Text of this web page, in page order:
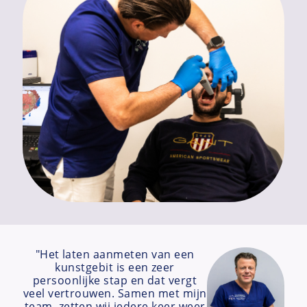
"Het laten aanmeten van een
kunstgebit is een zeer
persoonlijke stap en dat vergt
veel vertrouwen. Samen met mijn